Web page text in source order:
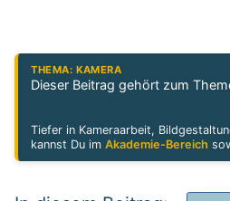
THEMA: KAMERA
Dieser Beitrag gehört zum
Tiefer in Kameraarbeit,
kannst Du imAkademie-Bereich